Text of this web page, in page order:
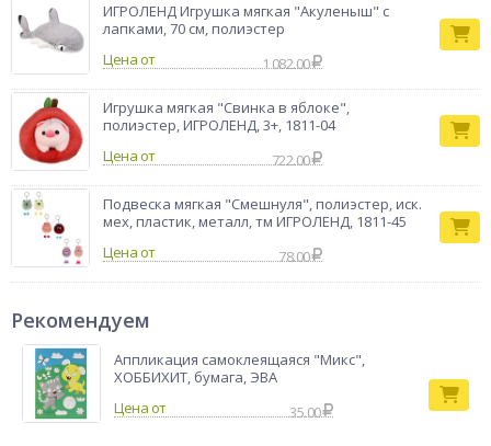
ИГРОЛЕНД Игрушка мягкая "Акуленыш" с
лапками, 70 см, полиэстер
Цена от
1 082.00
Игрушка мягкая "Свинка в яблоке",
полиэстер, ИГРОЛЕНД, 3+, 1811-04
Цена от
722.00
Подвеска мягкая "Смешнуля", полиэстер, иск.
мех, пластик, металл, тм ИГРОЛЕНД, 1811-45
Цена от
78.00
Рекомендуем
Аппликация самоклеящаяся "Микс",
ХОББИХИТ, бумага, ЭВА
35.00